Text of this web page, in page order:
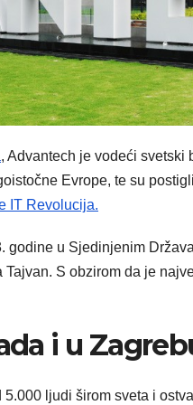
, Advantech je vodeći
Evrope, te su
IT Revolucija.
godine u Sjedinjenim
S obzirom da je
i u
5.000 ljudi širom sveta i